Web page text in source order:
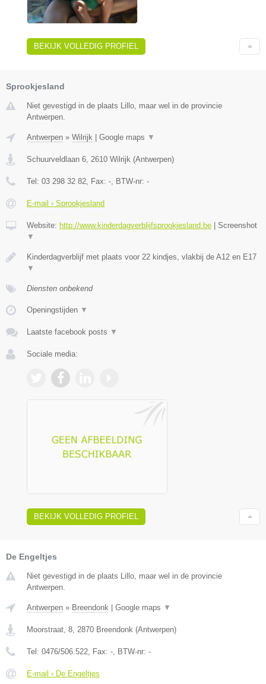
BEKIJK VOLLEDIG PROFIEL
Sprookjesland
Niet gevestigd in de plaats Lillo, maar wel in de provincie
Antwerpen.
Antwerpen » Wilrijk Google maps ▼
Schuurveldlaan 6, 2610 Wilrijk (Antwerpen)
Tel: 03 298 32 82, Fax: -, BTW-nr: -
E-mail › Sprookjesland
Website: http://www.kinderdagverblijfsprookjesland.be
Screenshot
▼
Kinderdagverblijf met plaats voor 22 kindjes, vlakbij de A12 en E17
▼
Diensten onbekend
Openingstijden ▼
Laatste facebook posts ▼
Sociale media:
BEKIJK VOLLEDIG PROFIEL
De Engeltjes
Niet gevestigd in de plaats Lillo, maar wel in de provincie
Antwerpen.
Antwerpen » Breendonk Google maps ▼
Moorstraat, 8, 2870 Breendonk (Antwerpen)
Tel: 0476/506.522, Fax: -, BTW-nr: -
E-mail › De Engeltjes